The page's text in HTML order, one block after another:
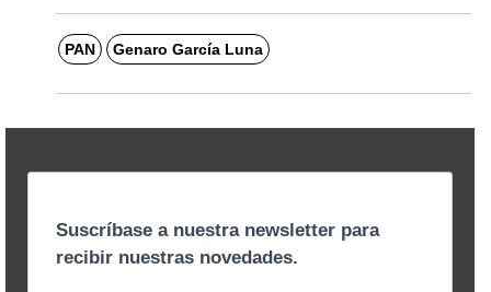
PAN Genaro García Luna